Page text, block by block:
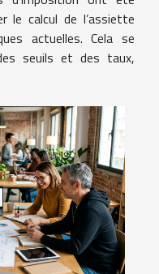
le calcul de l’assiette
actuelles. Cela se
seuils et des taux,